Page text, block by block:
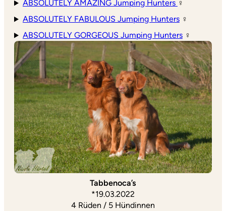
ABSOLUTELY AMAZING Jumping Hunters ♀
ABSOLUTELY FABULOUS Jumping Hunters ♀
ABSOLUTELY GORGEOUS Jumping Hunters ♀
Tabbenoca’s
*19.03.2022
4 Rüden / 5 Hündinnen